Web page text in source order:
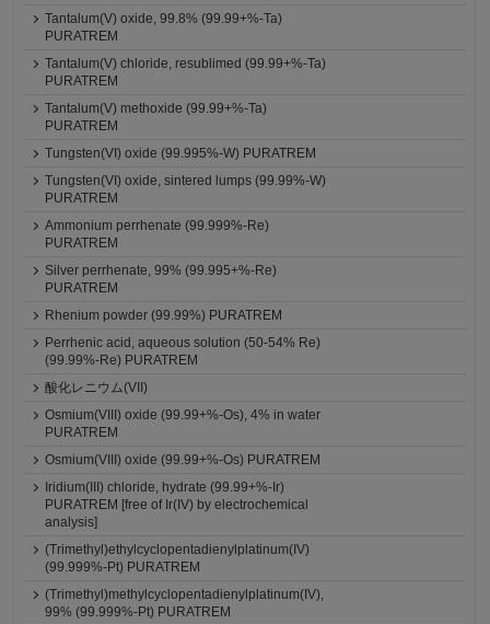
Tantalum(V) oxide, 99.8% (99.99+%-Ta)
PURATREM
Tantalum(V) chloride, resublimed (99.99+%-Ta)
PURATREM
Tantalum(V) methoxide (99.99+%-Ta)
PURATREM
Tungsten(VI) oxide (99.995%-W) PURATREM
Tungsten(VI) oxide, sintered lumps (99.99%-W)
PURATREM
Ammonium perrhenate (99.999%-Re)
PURATREM
Silver perrhenate, 99% (99.995+%-Re)
PURATREM
Rhenium powder (99.99%) PURATREM
Perrhenic acid, aqueous solution (50-54% Re)
(99.99%-Re) PURATREM
酸化レニウム(VII)
Osmium(VIII) oxide (99.99+%-Os), 4% in water
PURATREM
Osmium(VIII) oxide (99.99+%-Os) PURATREM
Iridium(III) chloride, hydrate (99.99+%-Ir)
PURATREM [free of Ir(IV) by electrochemical
analysis]
(Trimethyl)ethylcyclopentadienylplatinum(IV)
(99.999%-Pt) PURATREM
(Trimethyl)methylcyclopentadienylplatinum(IV),
99% (99.999%-Pt) PURATREM